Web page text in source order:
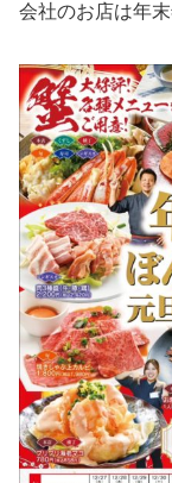
会社のお店は年